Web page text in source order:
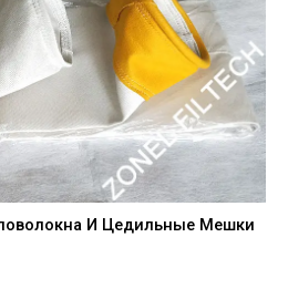
И Цедильные Мешки